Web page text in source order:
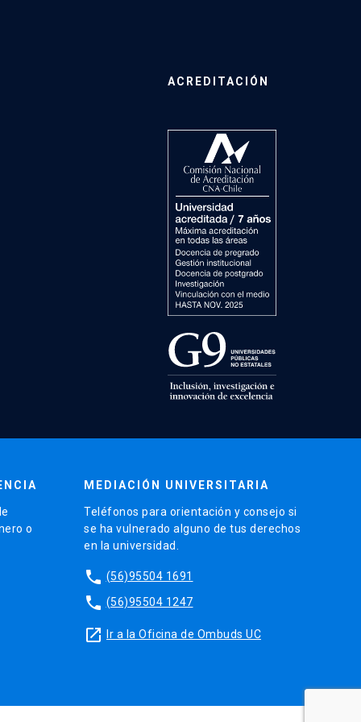
ACREDITACIÓN
o
MEDIACIÓN UNIVERSITARIA
Teléfonos para orientación y consejo si
se ha vulnerado alguno de tus derechos
en la universidad.
phone (56)95504 1691
phone (56)95504 1247
launch Ir a la Oficina de Ombuds UC